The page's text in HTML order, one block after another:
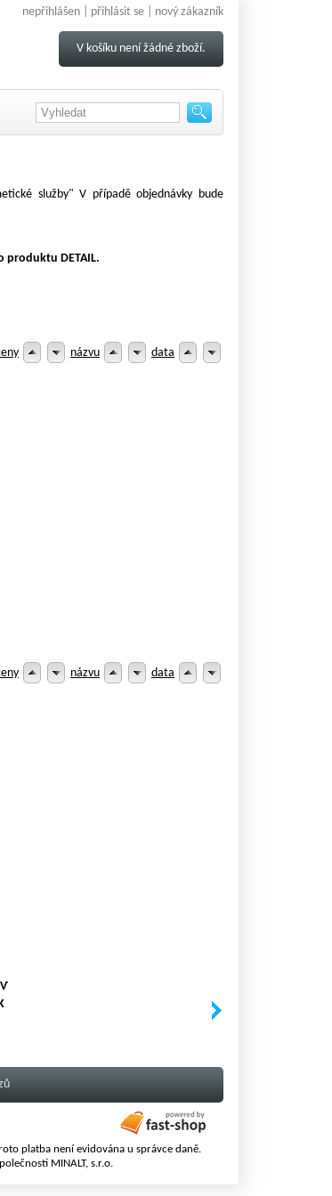
nepřihlášen | přihlásit se nový zákazník
V košíku není žádné zboží.
služby" V případě objednávky bude
produktu DETAIL.
názvu data
názvu data
platba není evidována u správce daně.
MINALT, s.r.o.